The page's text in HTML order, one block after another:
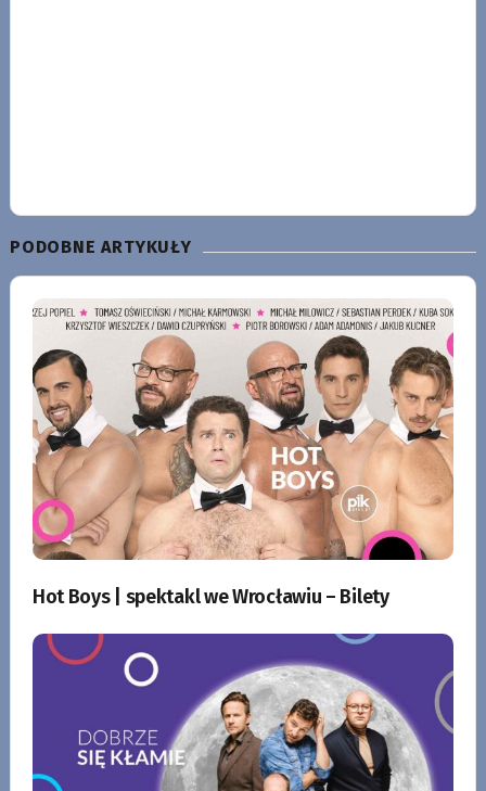
PODOBNE ARTYKUŁY
Hot Boys | spektakl we Wrocławiu – Bilety